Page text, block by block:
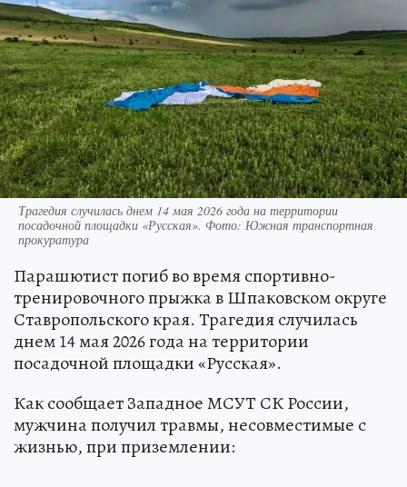
Трагедия случилась днем 14 мая 2026 года на территории
посадочной площадки «Русская». Фото: Южная транспортная
прокуратура
Парашютист погиб во время спортивно-
тренировочного прыжка в Шпаковском округе
Ставропольского края. Трагедия случилась
днем 14 мая 2026 года на территории
посадочной площадки «Русская».
Как сообщает Западное МСУТ СК России,
мужчина получил травмы, несовместимые с
жизнью, при приземлении: